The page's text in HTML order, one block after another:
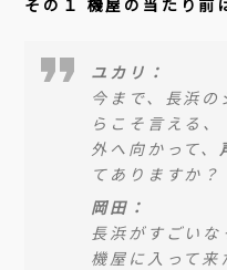
ユカリ：
今まで、長浜
らこそ言える、
外へ向かって、
てありますか？
岡田：
長浜がすごい
機屋に入って